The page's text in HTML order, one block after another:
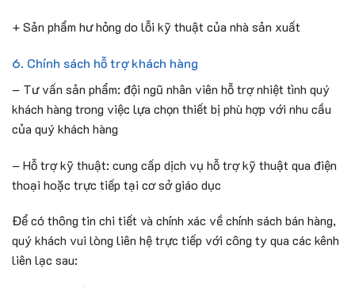
+ Sản phẩm hư hỏng do lỗi kỹ thuật của nhà sản xuất
6. Chính sách hỗ trợ khách hàng
– Tư vấn sản phẩm: đội ngũ nhân viên hỗ trợ nhiệt tình quý
khách hàng trong việc lựa chọn thiết bị phù hợp với nhu cầu
của quý khách hàng
– Hỗ trợ kỹ thuật: cung cấp dịch vụ hỗ trợ kỹ thuật qua điện
thoại hoặc trực tiếp tại cơ sở giáo dục
Để có thông tin chi tiết và chính xác về chính sách bán hàng,
quý khách vui lòng liên hệ trực tiếp với công ty qua các kênh
liên lạc sau: